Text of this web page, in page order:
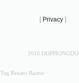
[ Privacy ]
2010 DOPPIONODO
Tag Renato Raimo